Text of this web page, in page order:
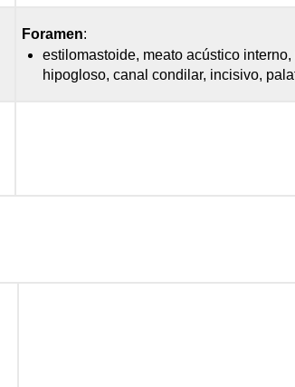
Foramen:
estilomastoide, meato acústico interno,
hipogloso, canal condilar, incisivo,